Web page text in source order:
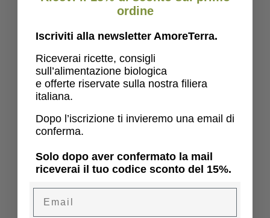
ordine
Iscriviti alla newsletter AmoreTerra.
Riceverai ricette, consigli
sull’alimentazione biologica
e offerte riservate sulla nostra filiera
italiana.
Dopo l’iscrizione ti invieremo una email di
conferma.
Solo dopo aver confermato la mail
riceverai il tuo codice sconto del 15%.